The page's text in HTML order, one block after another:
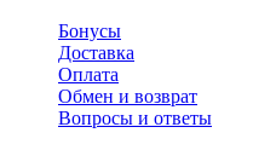
Бонусы
Доставка
Оплата
Обмен и возврат
Вопросы и ответы